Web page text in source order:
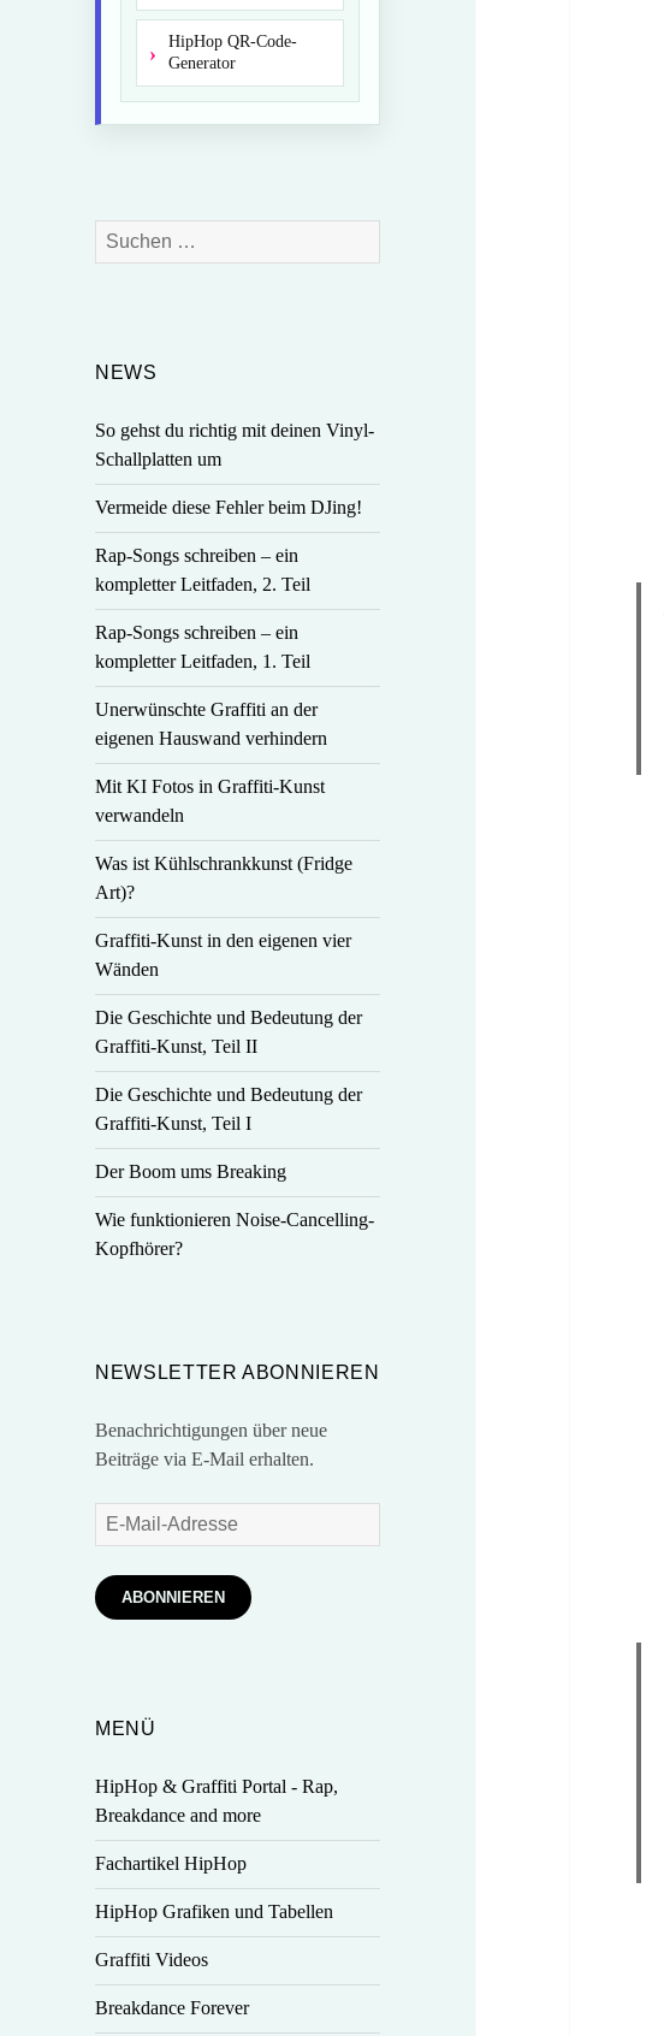
HipHop QR-Code-
Generator
Suchen
nach:
NEWS
So gehst du richtig mit deinen Vinyl-
Schallplatten um
Vermeide diese Fehler beim DJing!
Rap-Songs schreiben – ein
kompletter Leitfaden, 2. Teil
Rap-Songs schreiben – ein
kompletter Leitfaden, 1. Teil
Unerwünschte Graffiti an der
eigenen Hauswand verhindern
Mit KI Fotos in Graffiti-Kunst
verwandeln
Was ist Kühlschrankkunst (Fridge
Art)?
Graffiti-Kunst in den eigenen vier
Wänden
Die Geschichte und Bedeutung der
Graffiti-Kunst, Teil II
Die Geschichte und Bedeutung der
Graffiti-Kunst, Teil I
Der Boom ums Breaking
Wie funktionieren Noise-Cancelling-
Kopfhörer?
NEWSLETTER ABONNIEREN
Benachrichtigungen über neue
Beiträge via E-Mail erhalten.
E-
Mail-
Adresse
ABONNIEREN
MENÜ
HipHop & Graffiti Portal - Rap,
Breakdance and more
Fachartikel HipHop
HipHop Grafiken und Tabellen
Graffiti Videos
Breakdance Forever